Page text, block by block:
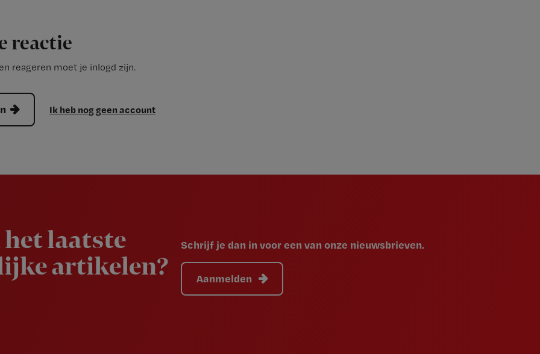
reactie
reageren moet je inlogd zijn.
Ik heb nog geen account
laatste
artikelen?
Schrijf je dan in voor een van onze nieuwsbrieven.
Aanmelden